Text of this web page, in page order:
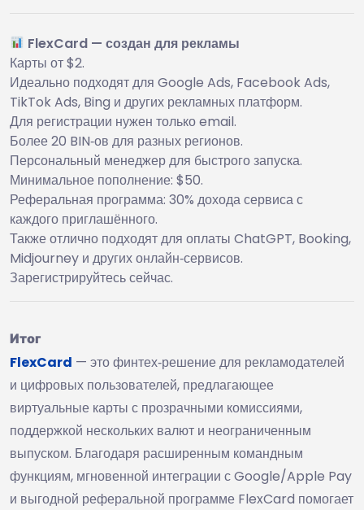
FlexCard — создан для рекламы
Карты от $2.
Идеально подходят для Google Ads, Facebook Ads,
TikTok Ads, Bing и других рекламных платформ.
Для регистрации нужен только email.
Более 20 BIN‑ов для разных регионов.
Персональный менеджер для быстрого запуска.
Минимальное пополнение: $50.
Реферальная программа: 30% дохода сервиса с
каждого приглашённого.
Также отлично подходят для оплаты ChatGPT, Booking,
Midjourney и других онлайн‑сервисов.
Зарегистрируйтесь сейчас.
Итог
FlexCard — это финтех‑решение для рекламодателей
и цифровых пользователей, предлагающее
виртуальные карты с прозрачными комиссиями,
поддержкой нескольких валют и неограниченным
выпуском. Благодаря расширенным командным
функциям, мгновенной интеграции с Google/Apple Pay
и выгодной реферальной программе FlexCard помогает